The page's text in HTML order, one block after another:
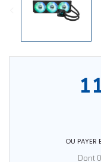
OU PAYER
Dont